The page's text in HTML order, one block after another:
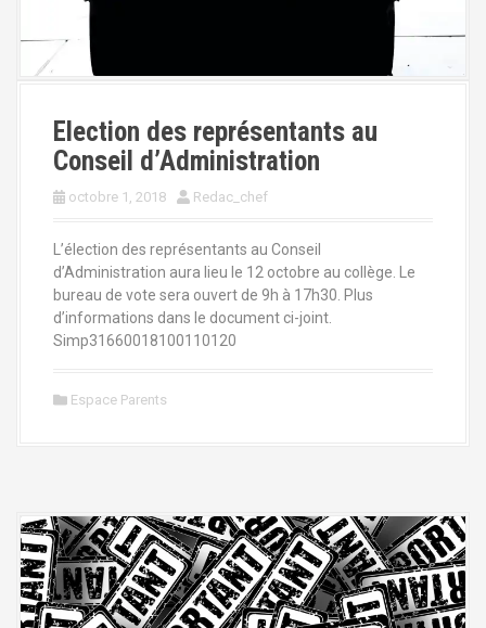
Election des représentants au
Conseil d’Administration
octobre 1, 2018 Redac_chef
L’élection des représentants au Conseil
d’Administration aura lieu le 12 octobre au collège. Le
bureau de vote sera ouvert de 9h à 17h30. Plus
d’informations dans le document ci-joint.
Simp31660018100110120
Espace Parents